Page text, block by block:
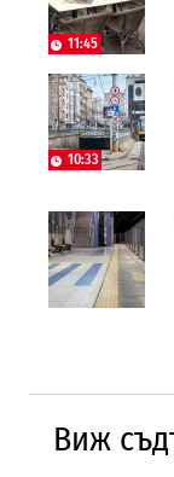
11:45
10:33
Виж